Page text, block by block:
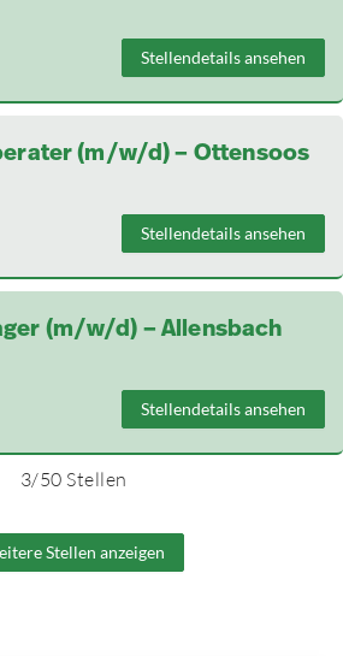
Stellendetails ansehen
(m/w/d) – Ottensoos
Stellendetails ansehen
(m/w/d) – Allensbach
Stellendetails ansehen
3/50 Stellen
Stellen anzeigen